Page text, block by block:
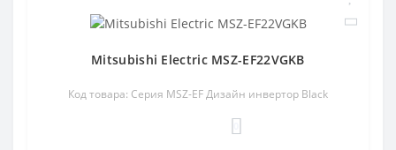
Mitsubishi Electric MSZ-EF22VGKB
Код товара: Серия MSZ-EF Дизайн инвертор Black